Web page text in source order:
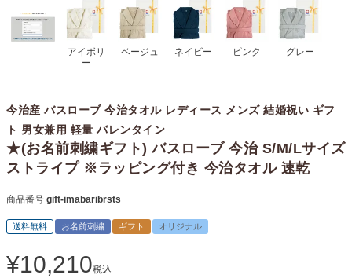
アイボリ
ー
ベージュ ネイビー ピンク グレー
今治産 バスローブ 今治タオル レディース メンズ 結婚祝い ギフ
ト 男女兼用 軽量 バレンタイン
★(お名前刺繍ギフト) バスローブ 今治 S/M/Lサイズ
ストライプ ※ラッピング付き 今治タオル 速乾
商品番号 gift-imabaribrsts
送料無料 お名前刺繍 ギフト オリジナル
¥10,210税込